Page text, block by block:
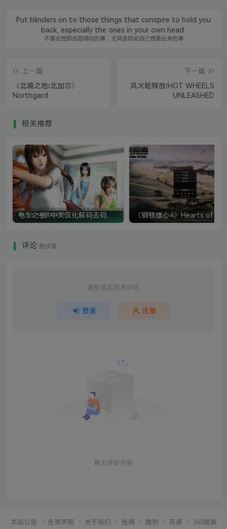
Put blinders on to those things that conspire to hold you
back, especially the ones in your own head.
不要去想那些阻碍你的事，尤其是那些自己想象出来的事
上一篇
《北境之地/北加尔》
Northgard
下一篇
风火轮释放/HOT WHEELS
UNLEASHED
相关推荐
评论 抢沙发
请登录后发表评论
登录 注册
暂无评论内容
本站公告 免责声明 关于我们 投稿 搜狗 百度 360搜索